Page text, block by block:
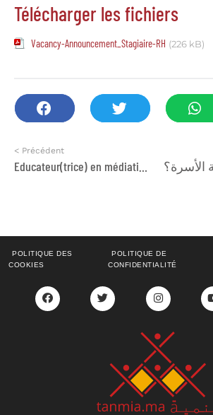
Télécharger les fichiers
Vacancy-Announcement_Stagiaire-RH (226 kB)
< Précédent
POLITIQUE DES
COOKIES
POLITIQUE DE
CONFIDENTIALITÉ